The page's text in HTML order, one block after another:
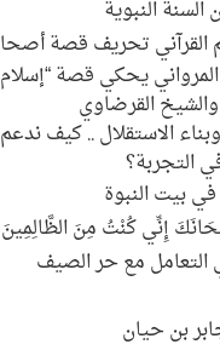
النبوية
القرآني تحريف قصة
يحكي قصة
والشيخ القرضاوي
الاستقلال .. كيف
التجربة؟
بيت النبوة
إِنِّي كُنْتُ مِنَ الظَّالِمِينَ
التعامل مع حر الصيف
بن حيان